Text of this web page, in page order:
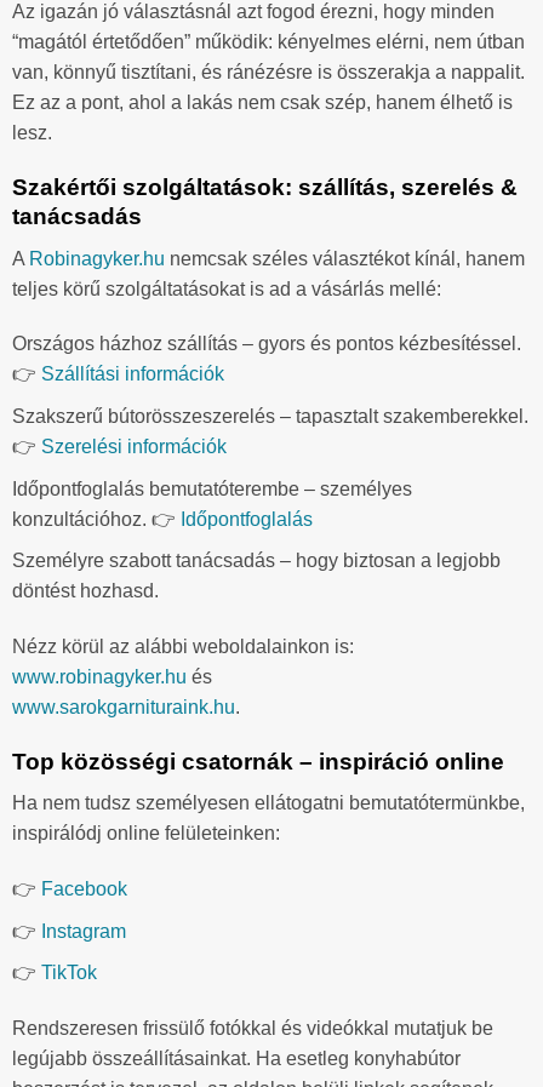
Az igazán jó választásnál azt fogod érezni, hogy minden
“magától értetődően” működik: kényelmes elérni, nem útban
van, könnyű tisztítani, és ránézésre is összerakja a nappalit.
Ez az a pont, ahol a lakás nem csak szép, hanem élhető is
lesz.
Szakértői szolgáltatások: szállítás, szerelés &
tanácsadás
A Robinagyker.hu nemcsak széles választékot kínál, hanem
teljes körű szolgáltatásokat is ad a vásárlás mellé:
Országos házhoz szállítás – gyors és pontos kézbesítéssel.
👉 Szállítási információk
Szakszerű bútorösszeszerelés – tapasztalt szakemberekkel.
👉 Szerelési információk
Időpontfoglalás bemutatóterembe – személyes
konzultációhoz. 👉 Időpontfoglalás
Személyre szabott tanácsadás – hogy biztosan a legjobb
döntést hozhasd.
Nézz körül az alábbi weboldalainkon is:
www.robinagyker.hu és
www.sarokgarnituraink.hu.
Top közösségi csatornák – inspiráció online
Ha nem tudsz személyesen ellátogatni bemutatótermünkbe,
inspirálódj online felületeinken:
👉 Facebook
👉 Instagram
👉 TikTok
Rendszeresen frissülő fotókkal és videókkal mutatjuk be
legújabb összeállításainkat. Ha esetleg konyhabútor